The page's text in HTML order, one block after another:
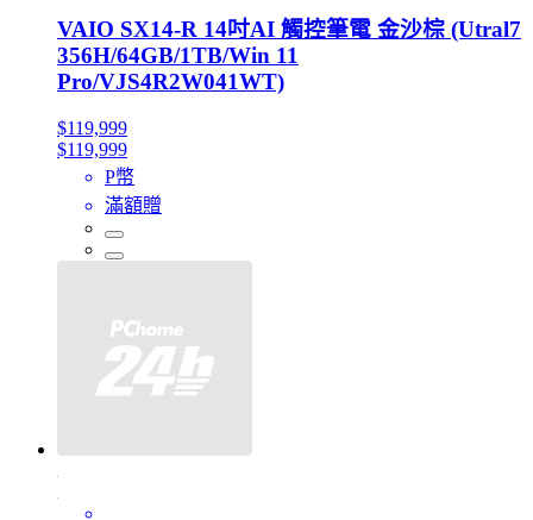
VAIO SX14-R 14吋AI 觸控筆電 金沙棕 (Utral7
356H/64GB/1TB/Win 11
Pro/VJS4R2W041WT)
$119,999
$119,999
P幣
滿額贈